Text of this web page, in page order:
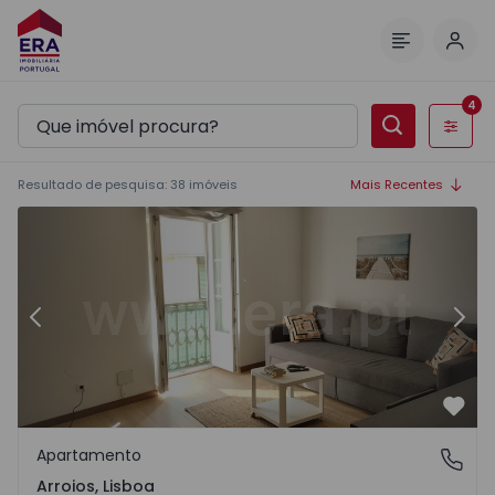
Filtros
4
Resultado de pesquisa: 38 imóveis Mais Recentes
Anterior
Arroios, Lisboa
Apartamento
Arroios, Lisboa